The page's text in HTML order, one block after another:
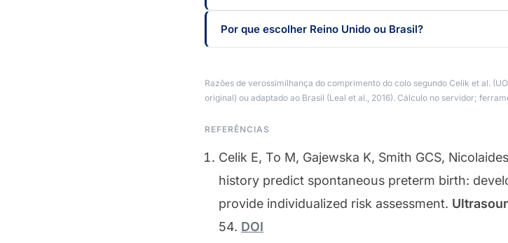
Por que escolher Reino Unido ou Brasil?
Razões de verossimilhança do comprimento do colo segundo Celik et al.
original) ou adaptado ao Brasil (Leal et al., 2016). Cálculo no servidor;
REFERÊNCIAS
Celik E, To M, Gajewska K, Smith GCS,
history predict spontaneous preterm birth:
provide individualized risk assessment.
54. DOI